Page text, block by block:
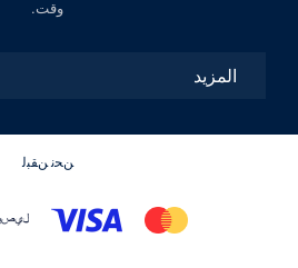
وقت.
المزيد
ﻦﺤﻧ ﻦﻘﺒﻟ